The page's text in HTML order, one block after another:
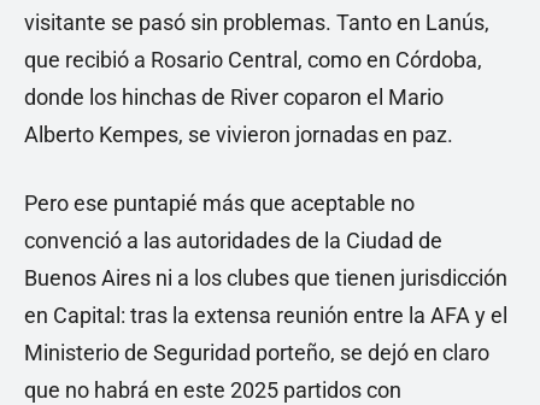
visitante se pasó sin problemas. Tanto en Lanús,
que recibió a Rosario Central, como en Córdoba,
donde los hinchas de River coparon el Mario
Alberto Kempes, se vivieron jornadas en paz.
Pero ese puntapié más que aceptable no
convenció a las autoridades de la Ciudad de
Buenos Aires ni a los clubes que tienen jurisdicción
en Capital: tras la extensa reunión entre la AFA y el
Ministerio de Seguridad porteño, se dejó en claro
que no habrá en este 2025 partidos con